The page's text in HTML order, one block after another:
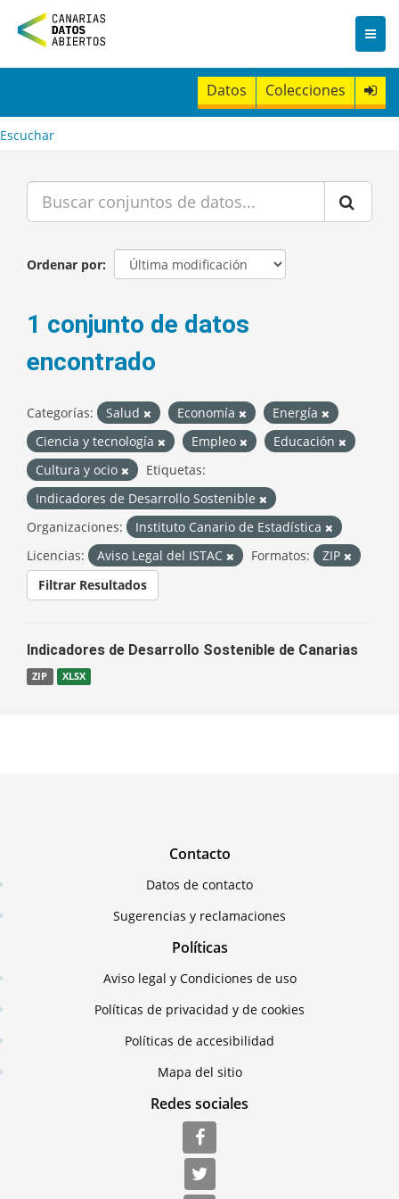
n
t
Datos Colecciones
Escuchar
Ordenar por
1 conjunto de datos
encontrado
Categorías: Salud Economía
Energía
Ciencia y tecnología
Empleo
Educación
Cultura y ocio
Etiquetas:
Indicadores de Desarrollo Sostenible
Organizaciones:
Instituto Canario de Estadística
Licencias:
Aviso Legal del ISTAC Formatos:
ZIP
Filtrar Resultados
Indicadores de Desarrollo Sostenible de Canarias
ZIP XLSX
Contacto
Datos de contacto
Sugerencias y reclamaciones
Políticas
Aviso legal y Condiciones de uso
Políticas de privacidad y de cookies
Políticas de accesibilidad
Mapa del sitio
Redes sociales